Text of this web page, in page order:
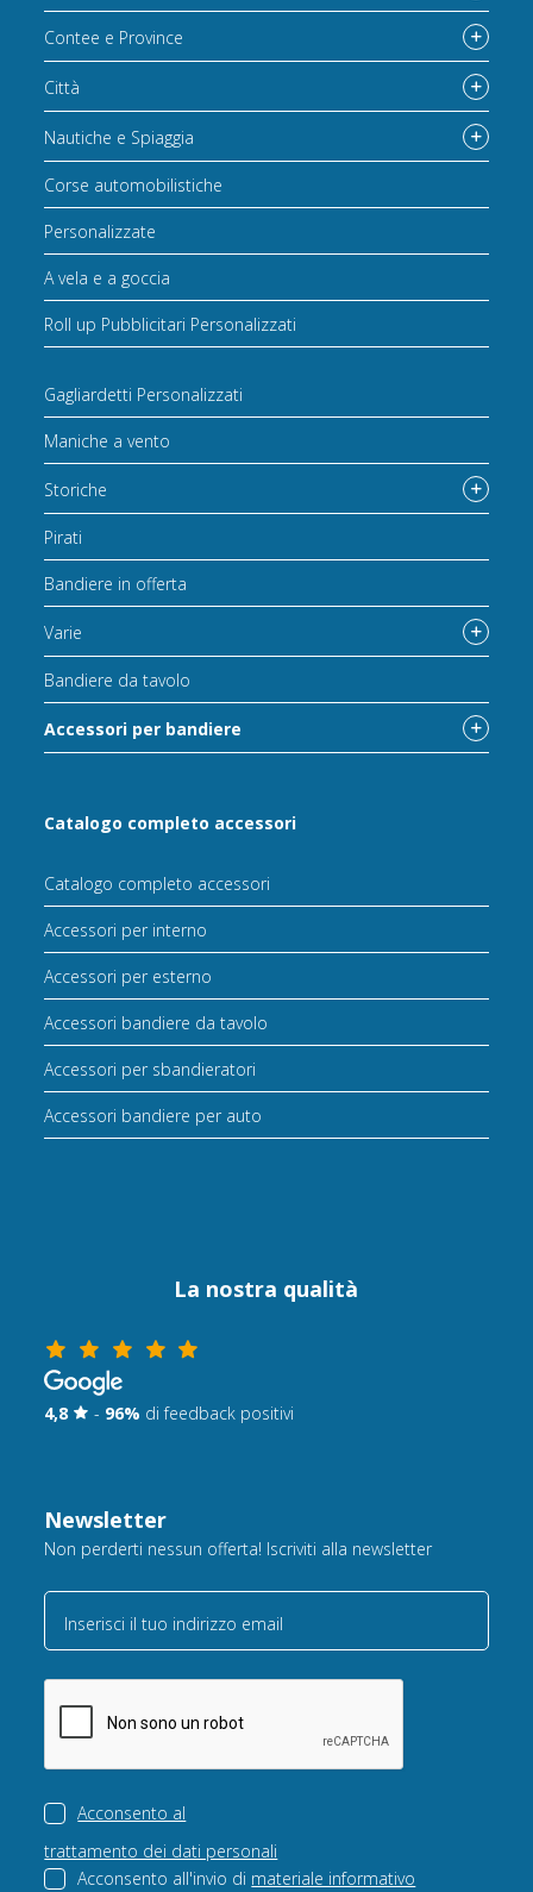
Contee e Province
Città
Nautiche e Spiaggia
Corse automobilistiche
Personalizzate
A vela e a goccia
Roll up Pubblicitari Personalizzati
Gagliardetti Personalizzati
Maniche a vento
Storiche
Pirati
Bandiere in offerta
Varie
Bandiere da tavolo
Accessori per bandiere
Catalogo completo accessori
Catalogo completo accessori
Accessori per interno
Accessori per esterno
Accessori bandiere da tavolo
Accessori per sbandieratori
Accessori bandiere per auto
La nostra qualità
4,8 - 96% di feedback positivi
Newsletter
Non perderti nessun offerta! Iscriviti alla newsletter
Inserisci il tuo indirizzo email
Acconsento al
trattamento dei dati personali
Acconsento all'invio di materiale informativo